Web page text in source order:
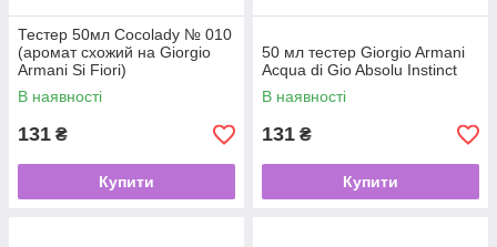
Тестер 50мл Cocolady № 010
(аромат схожий на Giorgio
Armani Si Fiori)
В наявності
131 ₴
Купити
50 мл тестер Giorgio Armani
Acqua di Gio Absolu Instinct
В наявності
131 ₴
Купити